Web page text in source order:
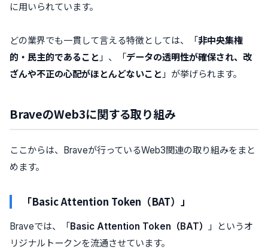
に用いられています。
どの業界でも一貫して言える特徴としては、「非中央集権
的・民主的であること 」、「データの透明性が確保され、改
ざんや不正の心配がほとんどないこと 」が挙げられます。
BraveのWeb3に関する取り組み
ここからは、Braveが行っているWeb3関連の取り組みをまと
めます。
「Basic Attention Token（BAT）」
Braveでは、 「Basic Attention Token（BAT）
」というオ
リジナルトークンを流通させています。